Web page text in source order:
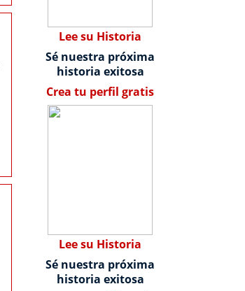
Lee su Historia
Sé nuestra próxima
historia exitosa
Crea tu perfil gratis
Lee su Historia
Sé nuestra próxima
historia exitosa